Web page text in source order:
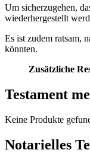
Um sicherzugehen,
wiederhergestellt
Es ist zudem ratsam,
könnten.
Zusätzliche
Testament
Keine Produkte
Notarielles